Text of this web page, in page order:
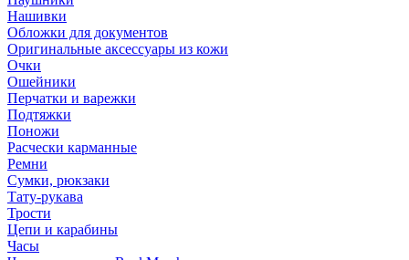
Нашивки
Обложки для документов
Оригинальные аксессуары из кожи
Очки
Ошейники
Перчатки и варежки
Подтяжки
Поножи
Расчески карманные
Ремни
Сумки, рюкзаки
Тату-рукава
Трости
Цепи и карабины
Часы